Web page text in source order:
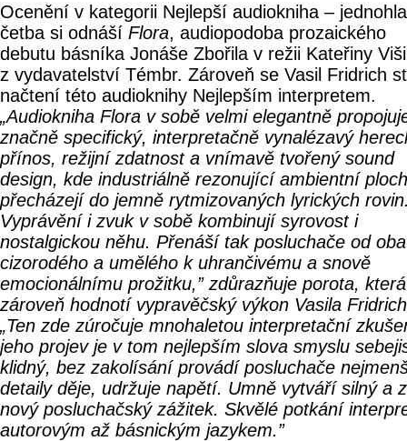
Ocenění v kategorii Nejlepší audiokniha –
četba si odnáší Flora, audiopodoba prozaického
debutu básníka Jonáše Zbořila v režii Kateřiny
z vydavatelství Témbr. Zároveň se Vasil Fridrich
načtení této audioknihy Nejlepším interpretem.
„Audiokniha Flora v sobě velmi elegantně
značně specifický, interpretačně vynalézavý
přínos, režijní zdatnost a vnímavě tvořený sound
design, kde industriálně rezonující ambientní
přecházejí do jemně rytmizovaných lyrických
Vyprávění i zvuk v sobě kombinují syrovost i
nostalgickou něhu. Přenáší tak posluchače od
cizorodého a umělého k uhrančivému a snově
emocionálnímu prožitku,” zdůrazňuje porota, která
zároveň hodnotí vypravěčský výkon Vasila
„Ten zde zúročuje mnohaletou interpretační
jeho projev je v tom nejlepším slova smyslu
klidný, bez zakolísání provádí posluchače
detaily děje, udržuje napětí. Umně vytváří silný a
nový posluchačský zážitek. Skvělé potkání
autorovým až básnickým jazykem.”